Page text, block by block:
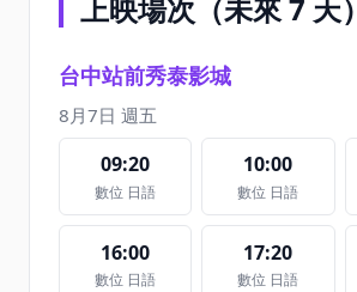
上映場次（未來 7 天）
台中站前秀泰影城
8月7日 週五
09:20
數位 日語
10:00
數位 日語
16:00
數位 日語
17:20
數位 日語